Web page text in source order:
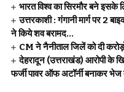
भारत विश्व का सिरमौर बने इसके
उत्तरकाशी : गंगानी मार्ग पर 2
ने किये शव बरामद…
CM ने नैनीताल जिलें को दी
देहरादून (उत्तराखंड) आरोपी के
फर्जी पावर ऑफ अटॉर्नी बनाकर